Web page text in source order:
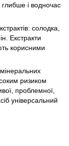
і водночас
солодка,
Екстракти
корисними
ризиком
проблемної,
універсальний